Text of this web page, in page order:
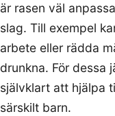
är rasen väl
slag. Till exempel
arbete eller rädda
drunkna. För dessa
självklart att hjälpa
särskilt barn.